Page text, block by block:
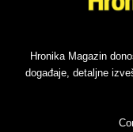
Hronika Magazin
događaje, detaljne